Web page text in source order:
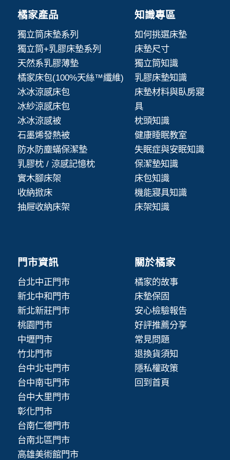
橘家產品
獨立筒床墊系列
獨立筒+乳膠床墊系列
天然系乳膠薄墊
橘家床包(100%天絲™纖維)
冰冰涼感床包
冰紗涼感床包
冰冰涼感被
石墨烯發熱被
防水防塵蟎保潔墊
乳膠枕 / 涼感記憶枕
實木腳床架
收納掀床
抽屜收納床架
知識專區
如何挑選床墊
床墊尺寸
獨立筒知識
乳膠床墊知識
床墊材料與臥房寢
具
枕頭知識
健康睡眠教室
失眠症與安眠知識
保潔墊知識
床包知識
機能寢具知識
床架知識
門市資訊
台北中正門市
新北中和門市
新北新莊門市
桃園門市
中壢門市
竹北門市
台中北屯門市
台中南屯門市
台中大里門市
彰化門市
台南仁德門市
台南北區門市
高雄美術館門市
關於橘家
橘家的故事
床墊保固
安心檢驗報告
好評推薦分享
常見問題
退換貨須知
隱私權政策
回到首頁